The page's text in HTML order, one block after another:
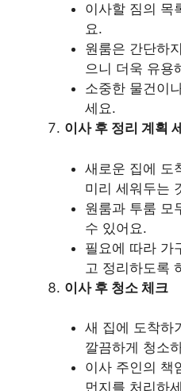
이사할 짐의 목
요.
원룸은 간단하
으니 더욱 유용
소중한 물건이
세요.
이사 후 정리 계획
새로운 집에 도
미리 세워두는
원룸과 투룸 모
수 있어요.
필요에 따라 가
고 정리하도록
이사 후 청소 체크
새 집에 도착하
깔끔하게 청소
이사 주인의 책
먼지를 처리하